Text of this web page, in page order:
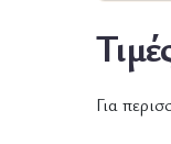
Για